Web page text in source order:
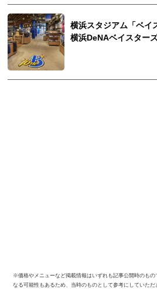
横浜スタジアム「ベイ
横浜DeNAベイスター
※価格やメニューなど掲載情報はいずれも記事公開時のもの
なる可能性もあるため、当時のものとして参考にしていた